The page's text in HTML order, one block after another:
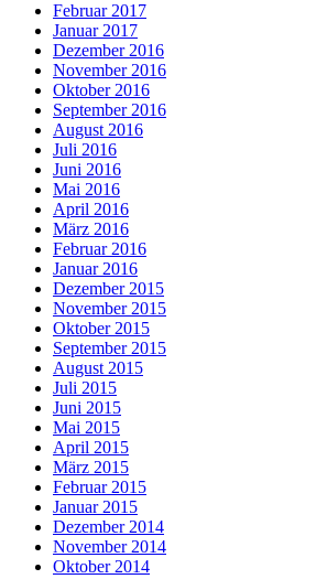
Februar 2017
Januar 2017
Dezember 2016
November 2016
Oktober 2016
September 2016
August 2016
Juli 2016
Juni 2016
Mai 2016
April 2016
März 2016
Februar 2016
Januar 2016
Dezember 2015
November 2015
Oktober 2015
September 2015
August 2015
Juli 2015
Juni 2015
Mai 2015
April 2015
März 2015
Februar 2015
Januar 2015
Dezember 2014
November 2014
Oktober 2014